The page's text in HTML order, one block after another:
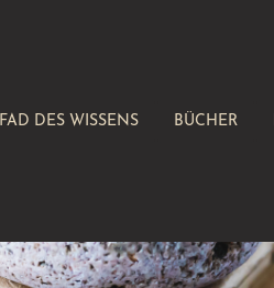
DES WISSENS BÜCHER